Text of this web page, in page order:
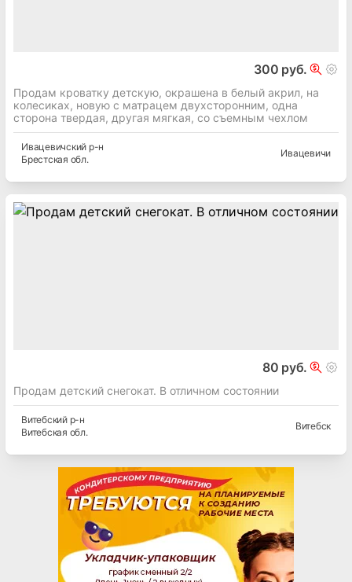
300 руб.
Продам кроватку детскую, окрашена в белый акрил, на
колесиках, новую с матрацем двухсторонним, одна
сторона твердая, другая мягкая, со съемным чехлом
Ивацевичский р-н
Брестская обл.
Ивацевичи
80 руб.
Продам детский снегокат. В отличном состоянии
Витебскийр-н
Витебская обл.
Витебск